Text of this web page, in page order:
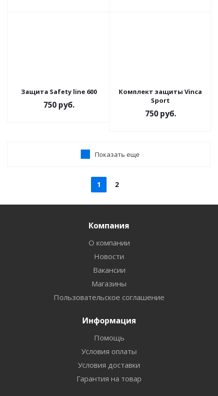
Защита Safety line 600
750руб.
Комплект защиты Vinca
Sport
750руб.
Показать еще
1 2
Компания
О компании
Новости
Вакансии
Магазины
Пользовательское соглашение
Информация
Помощь
Условия оплаты
Условия доставки
Гарантия на товар